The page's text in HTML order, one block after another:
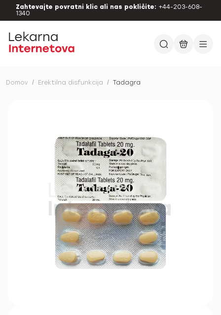
Zahtevajte povratni klic ali nas pokličite: +44-203-608-
1340
Domov / Erektilna disfunkcija / Tadagra